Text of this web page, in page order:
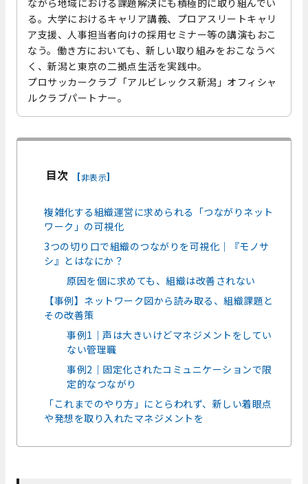
る。大学におけるキャリア講義、プロアスリートキャリ
ア支援、人事担当者向けの採用セミナー等の講演もおこ
なう。働き方においても、新しい取り組みをおこなうべ
く、新潟と東京の二拠点生活を実践中。
プロサッカークラブ「アルビレックス新潟」オフィシャ
ルクラブパートナー。
目次 [非表示]
複雑化する組織運営に求められる「つながりネット
ワーク」の可視化
3つの切り口で組織のつながりを可視化｜『モノサ
シ』とはなにか？
原因を個に求めても、組織は改善されない
【事例】ネットワーク図から読み取る、組織課題と
その改善策
事例1｜声は大きいけどマネジメントをしてい
ない管理職
事例2｜固定化されたコミュニケーションで限
定的なつながり
「これまでのやり方」にとらわれず、新しい着眼点
や発想を取り入れたマネジメントを